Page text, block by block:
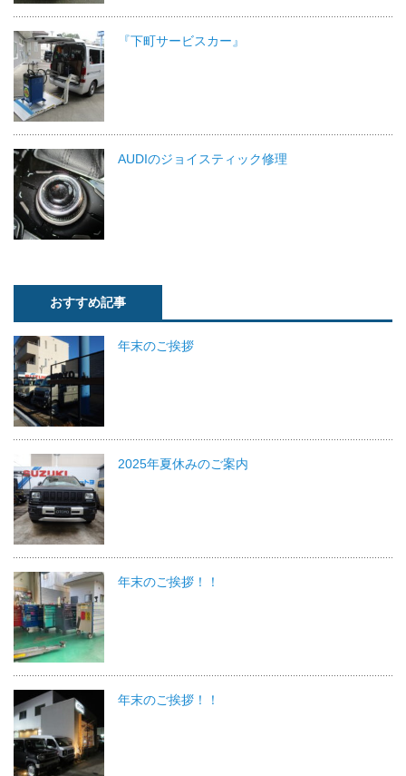
『下町サービスカー』
AUDIのジョイスティック修理
おすすめ記事
年末のご挨拶
2025年夏休みのご案内
年末のご挨拶！！
年末のご挨拶！！